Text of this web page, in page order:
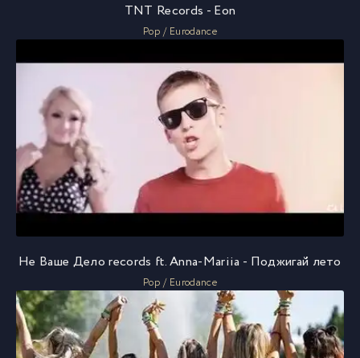
TNT Records - Eon
Pop / Eurodance
Не Ваше Дело records ft. Anna-Mariia - Поджигай лето
Pop / Eurodance